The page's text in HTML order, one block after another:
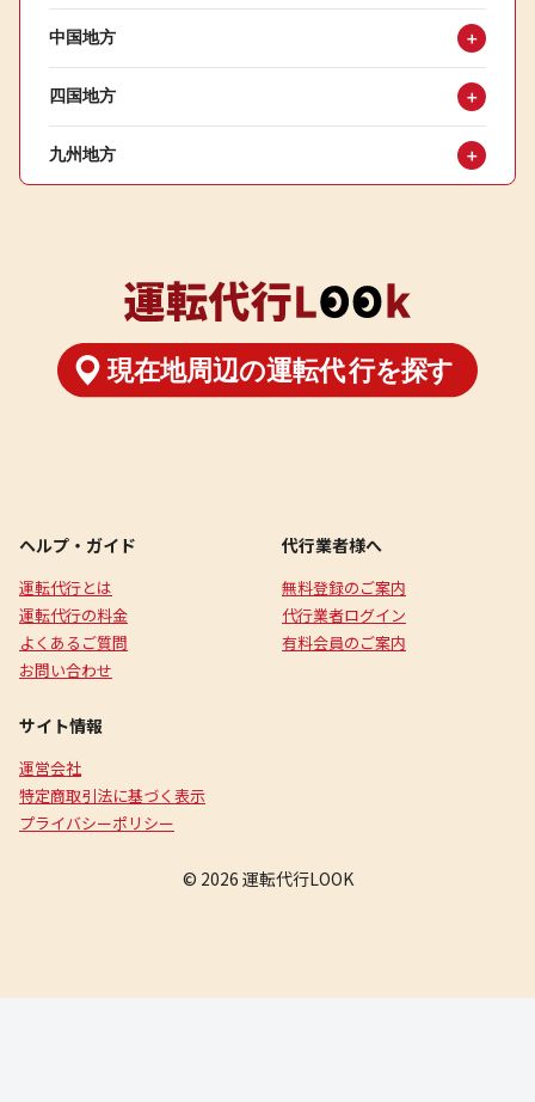
中国地方 ＋
四国地方 ＋
九州地方 ＋
ヘルプ・ガイド
運転代行とは
運転代行の料金
よくあるご質問
お問い合わせ
代行業者様へ
無料登録のご案内
代行業者ログイン
有料会員のご案内
サイト情報
運営会社
特定商取引法に基づく表示
プライバシーポリシー
© 2026 運転代行LOOK